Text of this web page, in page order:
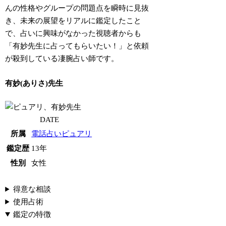
んの性格やグループの問題点を瞬時に見抜
き、未来の展望をリアルに鑑定したこと
で、占いに興味がなかった視聴者からも
「有妙先生に占ってもらいたい！」と依頼
が殺到している凄腕占い師です。
有妙(ありさ)先生
DATE
所属
電話占いピュアリ
鑑定歴 13年
性別
女性
得意な相談
使用占術
鑑定の特徴